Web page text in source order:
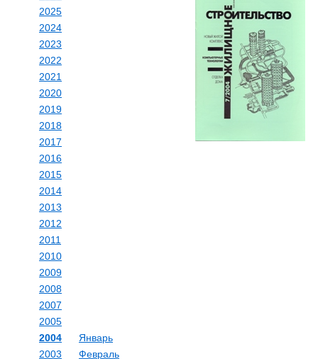
2025
2024
2023
2022
2021
2020
2019
2018
2017
2016
2015
2014
2013
2012
2011
2010
2009
2008
2007
2005
2004
Январь
Февраль
2003